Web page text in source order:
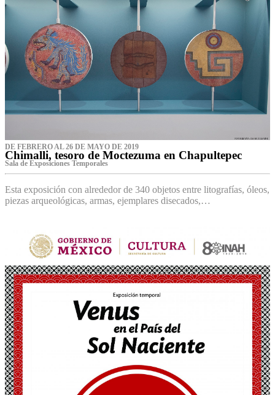
DE FEBRERO AL 26 DE MAYO DE 2019
Chimalli, tesoro de Moctezuma en Chapultepec
Sala de Exposiciones Temporales
Esta exposición con alrededor de 340 objetos entre litografías, óleos,
piezas arqueológicas, armas, ejemplares disecados,…